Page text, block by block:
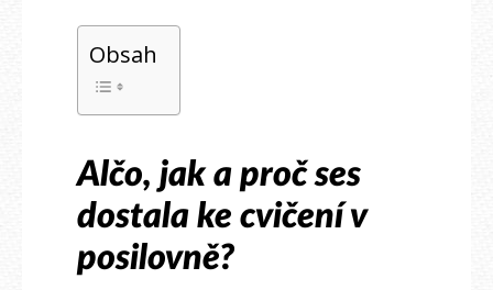
Obsah
Alčo, jak a proč ses
dostala ke cvičení v
posilovně?